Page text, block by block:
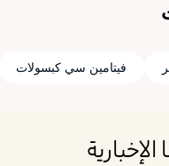
فيتامين سي كبسولات